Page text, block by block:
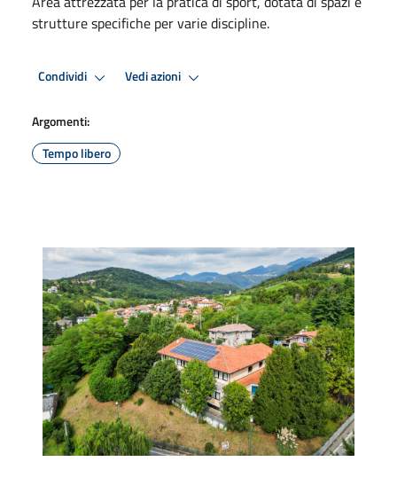
strutture specifiche per varie discipline.
Condividi Vedi azioni
Argomenti:
Tempo libero